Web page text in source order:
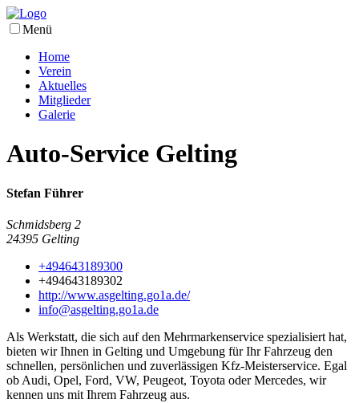
Menü
Home
Verein
Aktuelles
Mitglieder
Galerie
Auto-Service Gelting
Stefan Führer
Schmidsberg 2
24395 Gelting
+494643189300
+494643189302
http://www.asgelting.go1a.de/
info@asgelting.go1a.de
Als Werkstatt, die sich auf den Mehrmarkenservice spezialisiert hat,
bieten wir Ihnen in Gelting und Umgebung für Ihr Fahrzeug den
schnellen, persönlichen und zuverlässigen Kfz-Meisterservice. Egal
ob Audi, Opel, Ford, VW, Peugeot, Toyota oder Mercedes, wir
kennen uns mit Ihrem Fahrzeug aus.